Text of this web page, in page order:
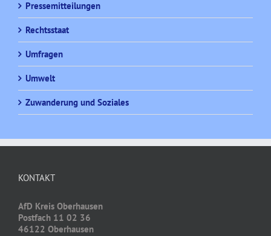
Pressemitteilungen
Rechtsstaat
Umfragen
Umwelt
Zuwanderung und Soziales
KONTAKT
AfD Kreis Oberhausen
Postfach 11 02 36
46122 Oberhausen